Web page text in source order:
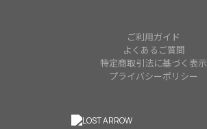
ご利用ガイド
よくあるご質問
特定商取引法に基づく表示
プライバシーポリシー